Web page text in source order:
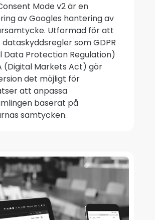
Mode v2 är en
av Googles hantering av
Utformad för att
dataskyddsregler som GDPR
Data Protection Regulation)
(Digital Markets Act) gör
det möjligt för
att anpassa
baserat på
samtycken.